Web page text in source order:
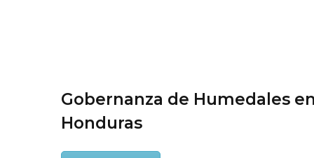
Gobernanza de Humedales
Honduras